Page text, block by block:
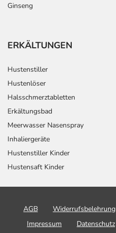
Ginseng
ERKÄLTUNGEN
Hustenstiller
Hustenlöser
Halsschmerztabletten
Erkältungsbad
Meerwasser Nasenspray
Inhaliergeräte
Hustenstiller Kinder
Hustensaft Kinder
AGB Widerrufsbelehrung
Impressum
Datenschutz